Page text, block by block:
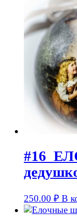
250.00 ₽ В